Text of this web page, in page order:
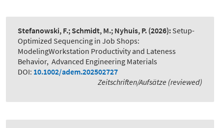
Stefanowski, F.; Schmidt, M.; Nyhuis, P. (2026): Setup-
Optimized Sequencing in Job Shops:
ModelingWorkstation Productivity and Lateness
Behavior, Advanced Engineering Materials
DOI: 10.1002/adem.202502727
Zeitschriften/Aufsätze (reviewed)